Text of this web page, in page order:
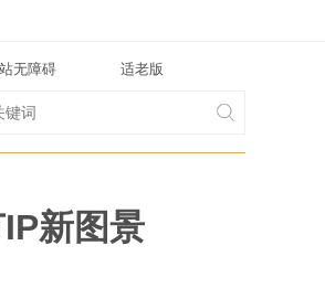
无障碍 适老版
新图景